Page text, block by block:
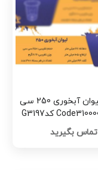
پخش لیوان آبخوری 250 سی
تماس بگیرید